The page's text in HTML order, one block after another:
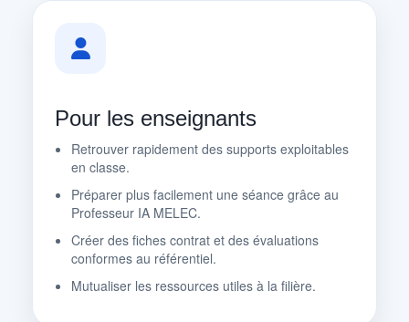
Pour les enseignants
Retrouver rapidement des supports exploitables
en classe.
Préparer plus facilement une séance grâce au
Professeur IA MELEC.
Créer des fiches contrat et des évaluations
conformes au référentiel.
Mutualiser les ressources utiles à la filière.